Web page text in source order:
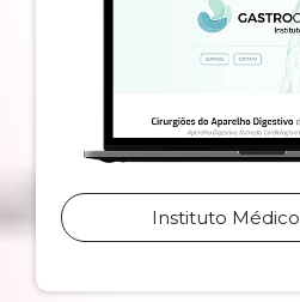
Instituto Médico